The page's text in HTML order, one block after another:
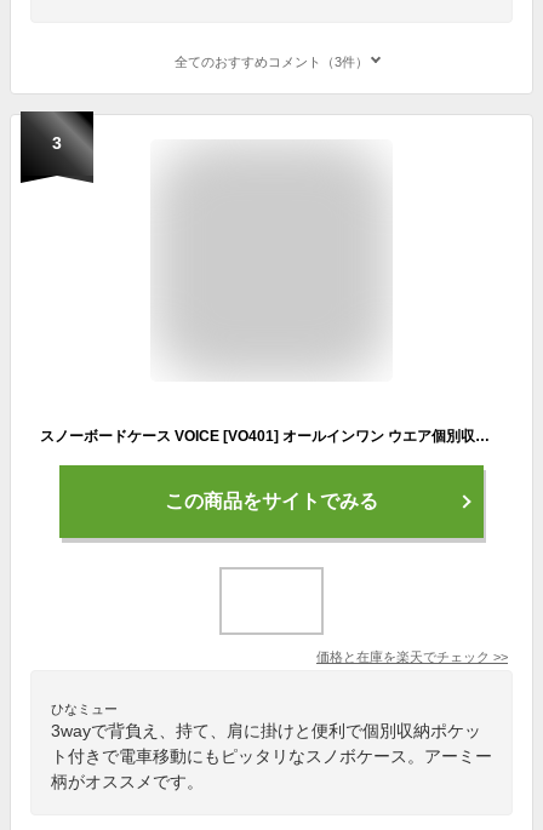
全てのおすすめコメント（3件）
3
スノーボードケース VOICE [VO401] オールインワン ウエア個別収納ポケット付き! リュック ショルダー 手提げの3WAY スノーボード スノボ バッグ ボードケース ウィンタースポーツ 送料無料
この商品をサイトでみる
価格と在庫を楽天でチェック >>
ひなミュー
3wayで背負え、持て、肩に掛けと便利で個別収納ポケッ
ト付きで電車移動にもピッタリなスノボケース。アーミー
柄がオススメです。